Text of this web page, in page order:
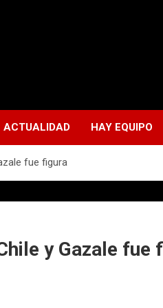
ACTUALIDAD HAY EQUIPO
fue figura
y Gazale fue